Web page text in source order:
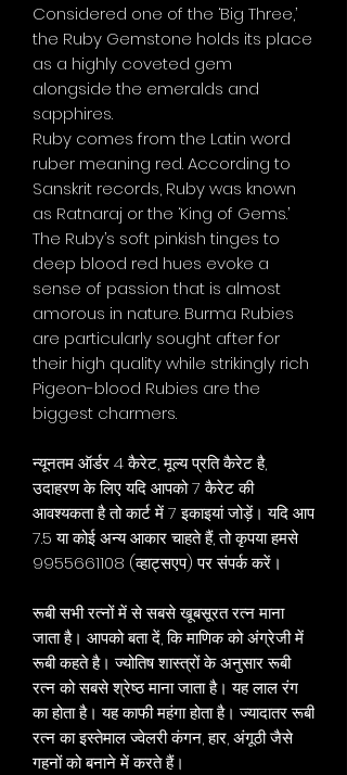
Considered one of the ‘Big Three,’
the Ruby Gemstone holds its place
as a highly coveted gem
alongside the emeralds and
sapphires.
Ruby comes from the Latin word
ruber meaning red. According to
Sanskrit records, Ruby was known
as Ratnaraj or the ‘King of Gems.’
The Ruby’s soft pinkish tinges to
deep blood red hues evoke a
sense of passion that is almost
amorous in nature. Burma Rubies
are particularly sought after for
their high quality while strikingly rich
Pigeon-blood Rubies are the
biggest charmers.
न्यूनतम ऑर्डर 4 कैरेट, मूल्य प्रति कैरेट है,
उदाहरण के लिए यदि आपको 7 कैरेट की
आवश्यकता है तो कार्ट में 7 इकाइयां जोड़ें। यदि आप
7.5 या कोई अन्य आकार चाहते हैं, तो कृपया हमसे
9955661108 (व्हाट्सएप) पर संपर्क करें।
रूबी सभी रत्नों में से सबसे खूबसूरत रत्न माना
जाता है। आपको बता दें, कि माणिक को अंग्रेजी में
रूबी कहते है। ज्योतिष शास्त्रों के अनुसार रूबी
रत्न को सबसे श्रेष्ठ माना जाता है। यह लाल रंग
का होता है। यह काफी महंगा होता है। ज्यादातर रूबी
रत्न का इस्तेमाल ज्वेलरी कंगन, हार, अंगूठी जैसे
गहनों को बनाने में करते हैं।